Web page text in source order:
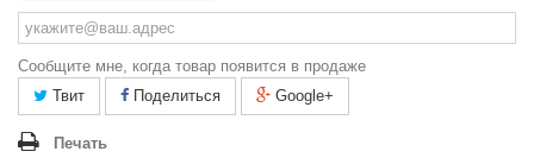
Сообщите мне, когда товар появится в продаже
Твит
Поделиться Google+
Печать